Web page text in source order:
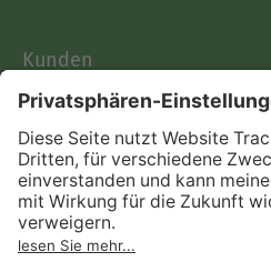
Kunden
Bücher
Skoobe App
Geschenkgutscheine
Code einlösen
Hilfe